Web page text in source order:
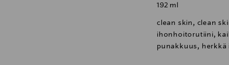
käyttämällä saman sarjan Micellar Water With Colloidal
avainasemassa on termi clean beauty. Tarkkaan
ihoa mahdollisesti ärsyttävät tekijät. Luonnon
192 ml
clean skin, clean
ihonhoitorutiini,
punakkuus,